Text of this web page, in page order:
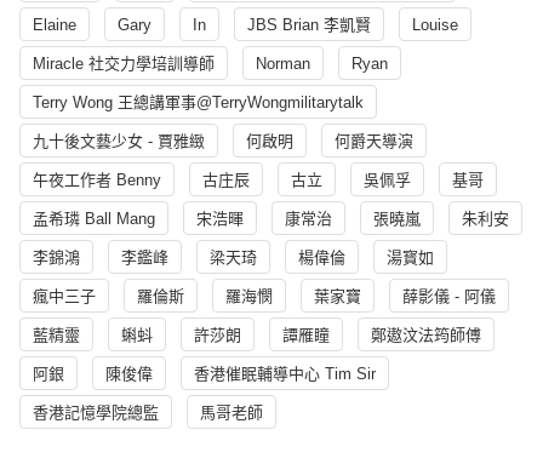
Elaine Gary In JBS Brian 李凱賢 Louise
Miracle 社交力學培訓導師 Norman Ryan
Terry Wong 王總講軍事@TerryWongmilitarytalk
九十後文藝少女 - 賈雅緻 何啟明 何爵天導演
午夜工作者 Benny 古庄辰 古立 吳佩孚 基哥
孟希璘 Ball Mang 宋浩暉 康常治 張曉嵐 朱利安
李錦鴻 李鑑峰 梁天琦 楊偉倫 湯寳如
瘋中三子 羅倫斯 羅海憫 葉家寶 薛影儀 - 阿儀
藍精靈 蝌蚪 許莎朗 譚雁瞳 鄭遨汶法筠師傅
阿銀 陳俊偉 香港催眠輔導中心 Tim Sir
香港記憶學院總監 馬哥老師